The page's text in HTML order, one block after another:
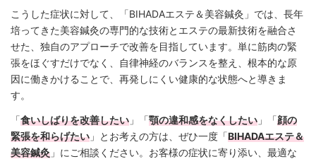
こうした症状に対して、「BIHADAエステ＆美容鍼灸」では、長年
培ってきた美容鍼灸の専門的な技術とエステの最新技術を融合さ
せた、独自のアプローチで改善を目指しています。単に筋肉の緊
張をほぐすだけでなく、自律神経のバランスを整え、根本的な原
因に働きかけることで、再発しにくい健康的な状態へと導きま
す。
「食いしばりを改善したい 」「顎の違和感をなくしたい 」「顔の
緊張を和らげたい 」とお考えの方は、ぜひ一度「BIHADAエステ＆
美容鍼灸 」にご相談ください。お客様の症状に寄り添い、最適な